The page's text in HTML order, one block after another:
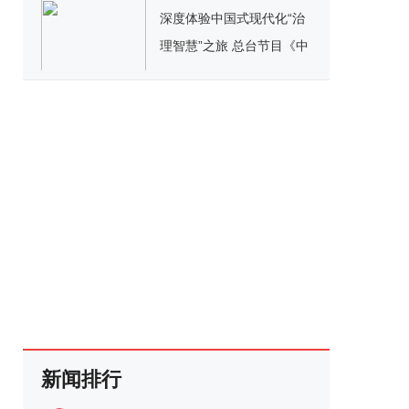
深度体验中国式现代化“治
理智慧”之旅 总台节目《中
新闻排行